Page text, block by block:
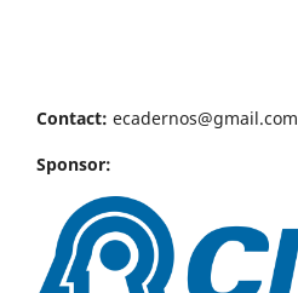
Contact: ecadernos@gmail.com
Sponsor: